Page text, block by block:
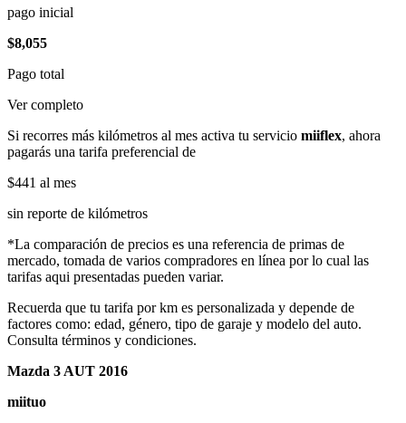
pago inicial
$8,055
Pago total
Ver completo
Si recorres más kilómetros al mes activa tu servicio miiflex, ahora
pagarás una tarifa preferencial de
$441 al mes
sin reporte de kilómetros
*La comparación de precios es una referencia de primas de
mercado, tomada de varios compradores en línea por lo cual las
tarifas aqui presentadas pueden variar.
Recuerda que tu tarifa por km es personalizada y depende de
factores como: edad, género, tipo de garaje y modelo del auto.
Consulta términos y condiciones.
Mazda 3 AUT 2016
miituo